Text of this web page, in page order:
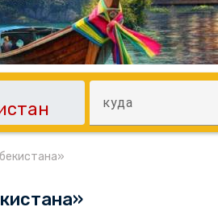
куда